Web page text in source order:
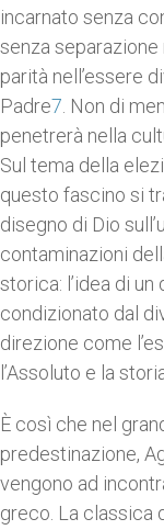
incarnato senza
senza separazione
parità nell’essere
Padre7 . Non di
penetrerà nella
Sul tema della
questo fascino si
disegno di Dio
contaminazioni
storica: l’idea di
condizionato dal
direzione come
l’Assoluto e la
È così che nel
predestinazione,
vengono ad
greco. La classica